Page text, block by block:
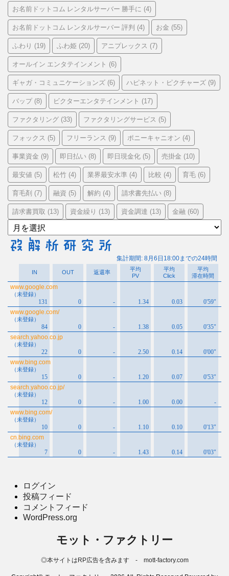
お名前ドットコム レンタルサーバー 勝手に (4)
お名前ドットコム レンタルサーバー 評判 (4) お金 (55)
ふわり (19) ふわ姫 (20) アニプレックス (7)
オールイン エンタテインメント (6)
ギャガ・コミュニケーションズ (6) ハピネット・ピクチャーズ (9)
バップ(8) ビクターエンタテインメント (17)
ファクタリング (33) ファクタリングサービス (5)
フォックス (5) フリーランス (9) ポニーキャニオン (4)
事業資金 (9) 即日払い (8) 即日現金化 (5) 売掛金 (10)
最安値 (5) 松竹 (4) 業界最安水準 (4) 比較 (4) 育毛 (6)
育毛剤 (7) 融資 (5) 解約 (4) 請求書先払い (8)
請求書買取 (13) 資金繰り (13) 資金調達 (13) 金融 (60)
ア
ー
カ
ログイン
投稿フィード
コメントフィード
WordPress.org
モット・ファクトリー
◎本サイトはRP広告を含みます - mott-factory.com